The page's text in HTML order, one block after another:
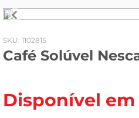
: 1102815
Café Solúvel
Disponível
fogao
café
frango